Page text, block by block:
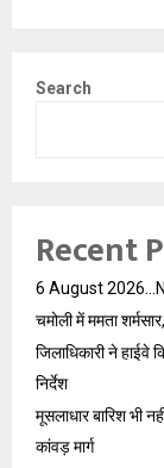
Search
Recent
6 August
चमोली में ममता
जिलाधिकारी ने हाईवे
निर्देश
मूसलाधार बारिश भी
कांवड़ मार्ग